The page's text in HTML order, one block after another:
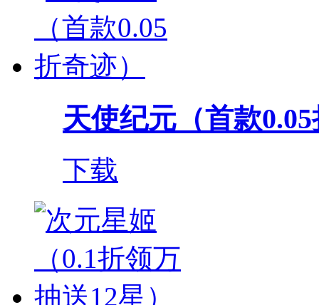
天使纪元（首款
下载